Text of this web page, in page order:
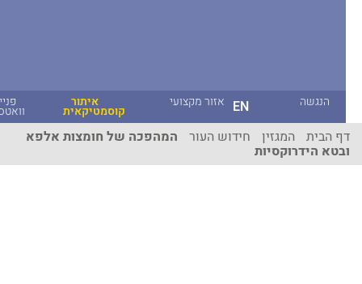
פניית
וואטסאפ
איתור
קוסמטיקאית
אזור מקצועי הנגשה
הבית המגזין חידוש העור המהפכה של חומצות אלפא
הידרוקסיות